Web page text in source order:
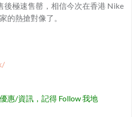
後極速售罄，相信今次在香港 Nike
的熱搶對像了。
惠/資訊，記得 Follow 我地